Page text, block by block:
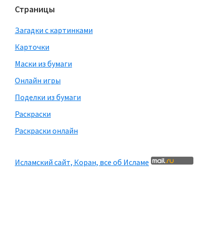
Страницы
Загадки с картинками
Карточки
Маски из бумаги
Онлайн игры
Поделки из бумаги
Раскраски
Раскраски онлайн
Исламский сайт, Коран, все об Исламе